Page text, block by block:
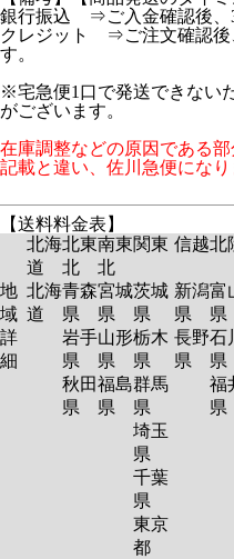
銀行振込 ⇒ご入金確認後、3
クレジット ⇒ご注文確認後
す。
※宅急便1口で発送できない
がございます。
在庫調整などの原因である
記載と違い、佐川急便になり
【送料料金表】
北海
道
北東
北
南東
北
関東 信越北
地
域
詳
細
北海
道
青森
県
岩手
県
秋田
県
宮城
県
山形
県
福島
県
茨城
県
栃木
県
群馬
県
埼玉
県
千葉
県
東京
都
新潟
県
長野
県
富
石
福